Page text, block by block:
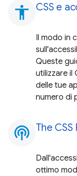
accessibility CSS e
Il modo in
Queste
utilizzare il
delle tue
numero di
podcasts The
ottimo